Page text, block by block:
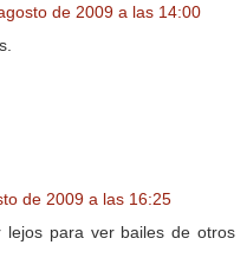
de 2009 a las 14:00
de 2009 a las 16:25
lejos para ver bailes de otros